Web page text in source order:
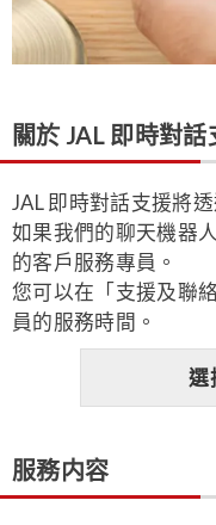
關於 JAL 即時對話
JAL 即時對話支援將
如果我們的聊天機器
的客戶服務專員。
您可以在「支援及聯
員的服務時間。
選
服務内容